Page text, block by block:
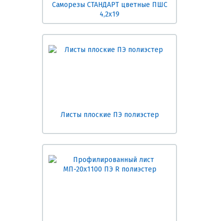
Саморезы СТАНДАРТ цветные ПШС
4,2х19
Листы плоские ПЭ полиэстер